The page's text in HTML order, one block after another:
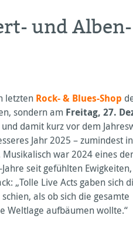
und Alben-
letzten Rock- & Blues-Shop
sondern am Freitag, 27.
damit kurz vor dem
Jahr 2025 – zumindest in
war 2024 eines
seit gefühlten
„Tolle Live Acts gaben sich
als ob sich die gesamte
Weltlage aufbäumen wollte.“